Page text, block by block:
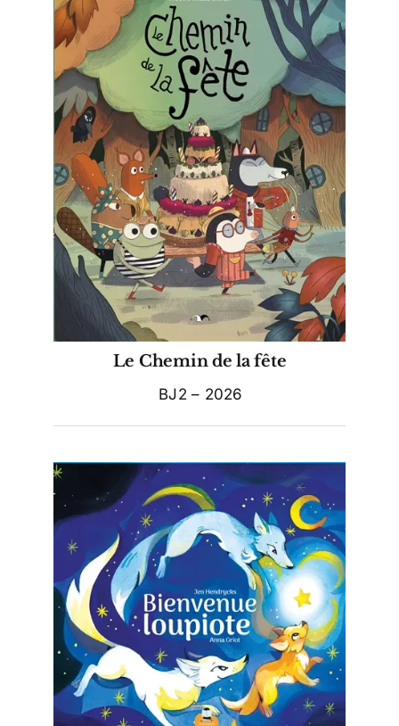
Le Chemin de la fête
BJ2 – 2026